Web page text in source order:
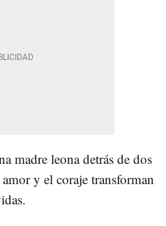
madre leona detrás de dos
y el coraje transforman